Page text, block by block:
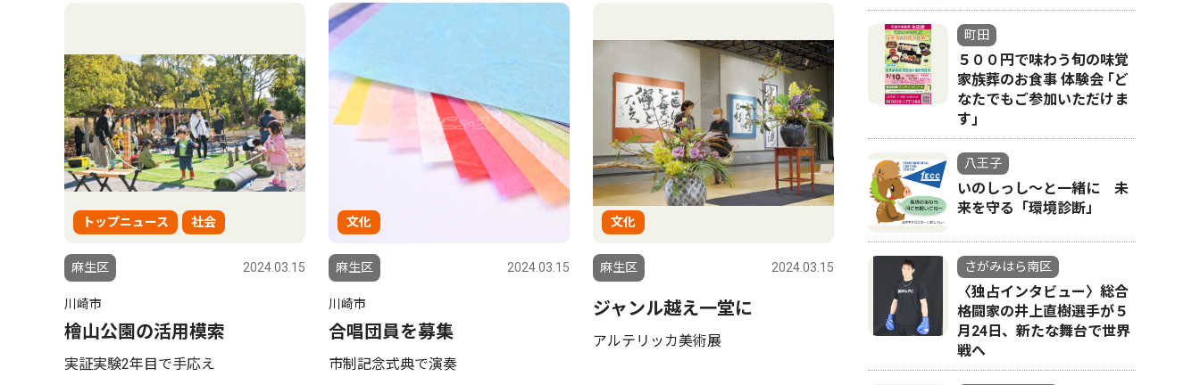
トップニュース 社会
麻生区 2024.03.15
川崎市
檜山公園の活用模索
実証実験2年目で手応え
文化
麻生区 2024.03.15
川崎市
合唱団員を募集
市制記念式典で演奏
文化
麻生区 2024.03.15
ジャンル越え一堂に
アルテリッカ美術展
町田
５００円で味わう旬の味覚
家族葬のお食事 体験会 ｢ど
なたでもご参加いただけま
す｣
八王子
いのしっし～と一緒に 未
来を守る「環境診断」
さがみはら南区
〈独占インタビュー〉総合
格闘家の井上直樹選手が５
月24日、新たな舞台で世界
戦へ